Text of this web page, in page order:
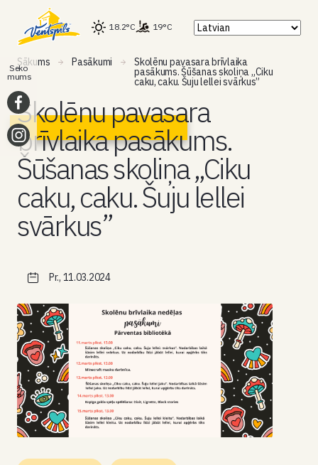
18.2°C 19°C
Sākums Pasākumi Skolēnu pavasara brīvlaika
pasākums. Šūšanas skoliņa „Ciku
caku, caku. Šuju lellei svārkus”
Skolēnu pavasara
brīvlaika pasākums.
Šūšanas skoliņa „Ciku
caku, caku. Šuju lellei
svārkus”
Pr., 11.03.2024
Seko
mums